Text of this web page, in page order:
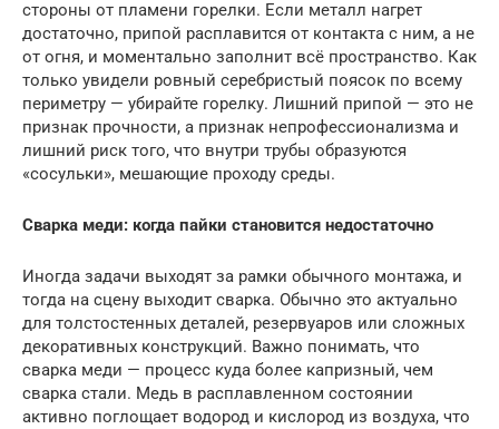
стороны от пламени горелки. Если металл нагрет
достаточно, припой расплавится от контакта с ним, а не
от огня, и моментально заполнит всё пространство. Как
только увидели ровный серебристый поясок по всему
периметру — убирайте горелку. Лишний припой — это не
признак прочности, а признак непрофессионализма и
лишний риск того, что внутри трубы образуются
«сосульки», мешающие проходу среды.
Сварка меди: когда пайки становится недостаточно
Иногда задачи выходят за рамки обычного монтажа, и
тогда на сцену выходит сварка. Обычно это актуально
для толстостенных деталей, резервуаров или сложных
декоративных конструкций. Важно понимать, что
сварка меди — процесс куда более капризный, чем
сварка стали. Медь в расплавленном состоянии
активно поглощает водород и кислород из воздуха, что